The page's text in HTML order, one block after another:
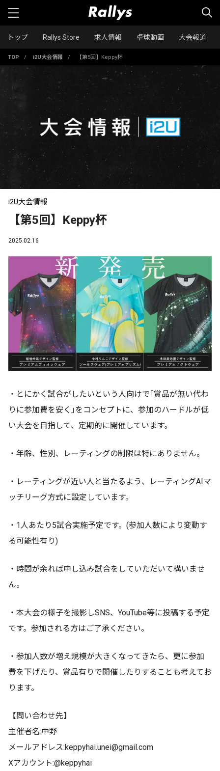
トップ Rallys Store 求人情報 卓球動画 大会報道
TOP / i2U大会情報 / 【第5回】Keppy杯
i2U大会情報
【第5回】Keppy杯
2025.02.16
・とにかく試合がしたいという人向けで｢賞品が無い代わ
りに参加費を安く｣をコンセプトに、参加のハードルが低
い大会を目指して、定期的に開催しています。
・年齢、性別、レーティングの制限は特にありません。
・レーティングが近い人と当たるよう、レーティングAIマ
ッチリーグ方式に設定しています。
・1人あたり5試合実施予定です。(参加人数により変動す
る可能性有り)
・時間が余れば申し込み試合をしていただいて構いませ
ん。
・本大会の様子を撮影しSNS、YouTube等に投稿する予定
です。参加される方はご了承ください。
・参加人数が増え規模が大きくなってきたら、更に参加
費を下げたり、賞品有りで開催したりすることも考えてお
ります。
【問い合わせ先】
主催者名:中野
メールアドレス:keppyhai.unei@gmail.com
Xアカウント:@keppyhai